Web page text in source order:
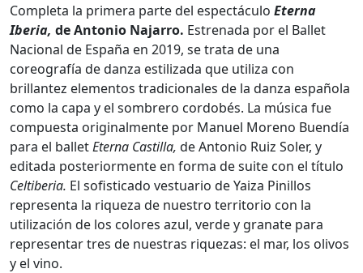
Completa la primera parte del espectáculo Eterna
Iberia, de Antonio Najarro. Estrenada por el Ballet
Nacional de España en 2019, se trata de una
coreografía de danza estilizada que utiliza con
brillantez elementos tradicionales de la danza española
como la capa y el sombrero cordobés. La música fue
compuesta originalmente por Manuel Moreno Buendía
para el balletEterna Castilla, de Antonio Ruiz Soler, y
editada posteriormente en forma de suite con el título
Celtiberia. El sofisticado vestuario de Yaiza Pinillos
representa la riqueza de nuestro territorio con la
utilización de los colores azul, verde y granate para
representar tres de nuestras riquezas: el mar, los olivos
y el vino.